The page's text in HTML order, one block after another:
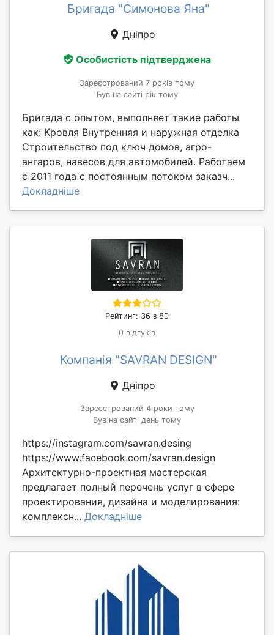
Бригада "Симонова Яна"
Дніпро
Особистість підтверджена
Зареєстрований 7 років тому
Був на сайті рік тому
Бригада с опытом, выполняет такие работы
как: Кровля Внутренняя и наружная отделка
Строительство под ключ домов, агро-
ангаров, навесов для автомобилей. Работаем
с 2011 года с постоянным потоком заказч...
Докладніше
Рейтинг: 36 з 80
0 відгуків
Компанія "SAVRAN DESIGN"
Дніпро
Зареєстрований 4 роки тому
Був на сайті день тому
https://instagram.com/savran.desing
https://www.facebook.com/savran.design
Архитектурно-проектная мастерская
предлагает полный перечень услуг в сфере
проектирования, дизайна и моделирования:
комплексн... Докладніше